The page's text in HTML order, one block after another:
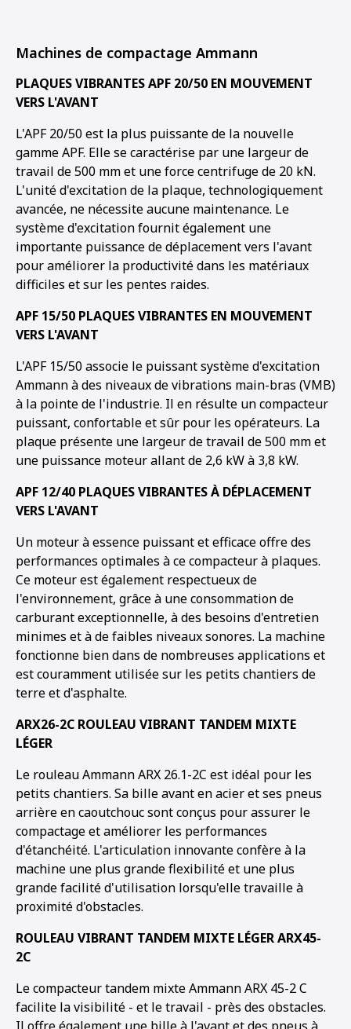
Machines de compactage Ammann
PLAQUES VIBRANTES APF 20/50 EN MOUVEMENT
VERS L'AVANT
L'APF 20/50 est la plus puissante de la nouvelle
gamme APF. Elle se caractérise par une largeur de
travail de 500 mm et une force centrifuge de 20 kN.
L'unité d'excitation de la plaque, technologiquement
avancée, ne nécessite aucune maintenance. Le
système d'excitation fournit également une
importante puissance de déplacement vers l'avant
pour améliorer la productivité dans les matériaux
difficiles et sur les pentes raides.
APF 15/50 PLAQUES VIBRANTES EN MOUVEMENT
VERS L'AVANT
L'APF 15/50 associe le puissant système d'excitation
Ammann à des niveaux de vibrations main-bras (VMB)
à la pointe de l'industrie. Il en résulte un compacteur
puissant, confortable et sûr pour les opérateurs. La
plaque présente une largeur de travail de 500 mm et
une puissance moteur allant de 2,6 kW à 3,8 kW.
APF 12/40 PLAQUES VIBRANTES À DÉPLACEMENT
VERS L'AVANT
Un moteur à essence puissant et efficace offre des
performances optimales à ce compacteur à plaques.
Ce moteur est également respectueux de
l'environnement, grâce à une consommation de
carburant exceptionnelle, à des besoins d'entretien
minimes et à de faibles niveaux sonores. La machine
fonctionne bien dans de nombreuses applications et
est couramment utilisée sur les petits chantiers de
terre et d'asphalte.
ARX26-2C ROULEAU VIBRANT TANDEM MIXTE
LÉGER
Le rouleau Ammann ARX 26.1-2C est idéal pour les
petits chantiers. Sa bille avant en acier et ses pneus
arrière en caoutchouc sont conçus pour assurer le
compactage et améliorer les performances
d'étanchéité. L'articulation innovante confère à la
machine une plus grande flexibilité et une plus
grande facilité d'utilisation lorsqu'elle travaille à
proximité d'obstacles.
ROULEAU VIBRANT TANDEM MIXTE LÉGER ARX45-
2C
Le compacteur tandem mixte Ammann ARX 45-2 C
facilite la visibilité - et le travail - près des obstacles.